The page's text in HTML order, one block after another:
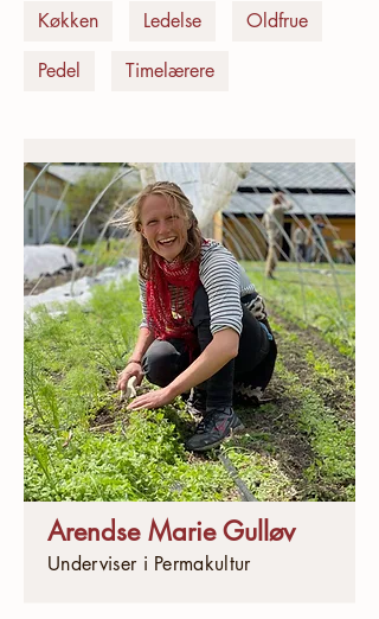
Køkken
Ledelse
Oldfrue
Pedel
Timelærere
Arendse Marie Gulløv
Underviser i Permakultur